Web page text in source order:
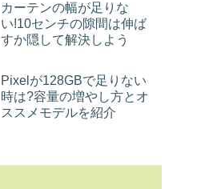
カーテンの幅が足りな
い!10センチの隙間は伸ば
すか隠して解決しよう
Pixelが128GBで足りない
時は?容量の増やし方とオ
ススメモデルを紹介